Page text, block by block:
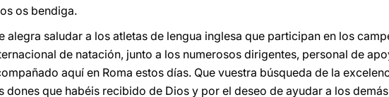
os bendiga.
alegra saludar a los atletas de lengua inglesa que participan en los
de natación, junto a los numerosos dirigentes, personal de
aquí en Roma estos días. Que vuestra búsqueda de la
dones que habéis recibido de Dios y por el deseo de ayudar a los